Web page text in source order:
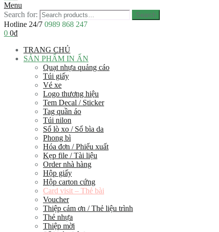
Menu
Search for:
Search
Hotline 24/7 0989 868 247
0 0₫
TRANG CHỦ
SẢN PHẨM IN ẤN
Quạt nhựa quảng cáo
Túi giấy
Vé xe
Logo thương hiệu
Tem Decal / Sticker
Tag quần áo
Túi nilon
Sổ lò xo / Sổ bìa da
Phong bì
Hóa đơn / Phiếu xuất
Kẹp file / Tài liệu
Order nhà hàng
Hộp giấy
Hộp carton cứng
Card visit – Thẻ bài
Voucher
Thiệp cảm ơn / Thẻ liệu trình
Thẻ nhựa
Thiệp mời